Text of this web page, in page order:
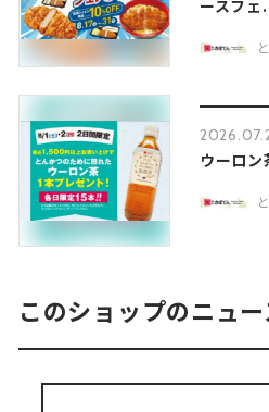
ースフェ
ウーロ
このショップのニュ